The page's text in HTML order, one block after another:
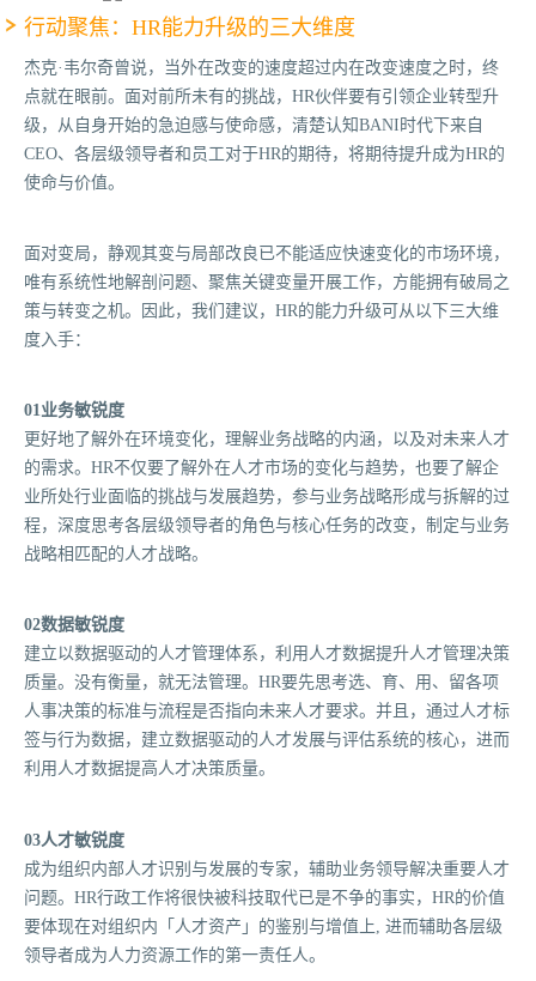
行动聚焦：HR能力升级的三大维度
杰克·韦尔奇曾说，当外在改变的速度超过内在改变速度之时，终
点就在眼前。面对前所未有的挑战，HR伙伴要有引领企业转型升
级，从自身开始的急迫感与使命感，清楚认知BANI时代下来自
CEO、各层级领导者和员工对于HR的期待，将期待提升成为HR的
使命与价值。
面对变局，静观其变与局部改良已不能适应快速变化的市场环境，
唯有系统性地解剖问题、聚焦关键变量开展工作，方能拥有破局之
策与转变之机。因此，我们建议，HR的能力升级可从以下三大维
度入手：
01业务敏锐度
更好地了解外在环境变化，理解业务战略的内涵，以及对未来人才
的需求。HR不仅要了解外在人才市场的变化与趋势，也要了解企
业所处行业面临的挑战与发展趋势，参与业务战略形成与拆解的过
程，深度思考各层级领导者的角色与核心任务的改变，制定与业务
战略相匹配的人才战略。
02数据敏锐度
建立以数据驱动的人才管理体系，利用人才数据提升人才管理决策
质量。没有衡量，就无法管理。HR要先思考选、育、用、留各项
人事决策的标准与流程是否指向未来人才要求。并且，通过人才标
签与行为数据，建立数据驱动的人才发展与评估系统的核心，进而
利用人才数据提高人才决策质量。
03人才敏锐度
成为组织内部人才识别与发展的专家，辅助业务领导解决重要人才
问题。HR行政工作将很快被科技取代已是不争的事实，HR的价值
要体现在对组织内「人才资产」的鉴别与增值上, 进而辅助各层级
领导者成为人力资源工作的第一责任人。